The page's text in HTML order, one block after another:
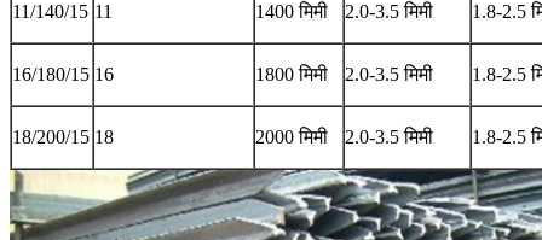
11/140/15 11 1400 मिमी 2.0-3.5 मिमी 1.8-2.5
16/180/15 16 1800 मिमी 2.0-3.5 मिमी 1.8-2.5
18/200/15 18 2000 मिमी 2.0-3.5 मिमी 1.8-2.5